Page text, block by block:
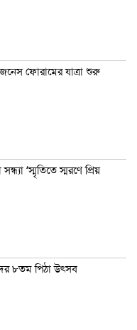
ফোরামের যাত্রা শুরু
‘স্মৃতিতে স্মরণে প্রিয়
৮তম পিঠা উৎসব